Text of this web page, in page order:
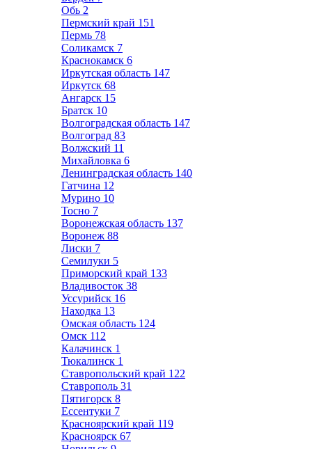
Обь 2
Пермский край 151
Пермь 78
Соликамск 7
Краснокамск 6
Иркутская область 147
Иркутск 68
Ангарск 15
Братск 10
Волгоградская область 147
Волгоград 83
Волжский 11
Михайловка 6
Ленинградская область 140
Гатчина 12
Мурино 10
Тосно 7
Воронежская область 137
Воронеж 88
Лиски 7
Семилуки 5
Приморский край 133
Владивосток 38
Уссурийск 16
Находка 13
Омская область 124
Омск 112
Калачинск 1
Тюкалинск 1
Ставропольский край 122
Ставрополь 31
Пятигорск 8
Ессентуки 7
Красноярский край 119
Красноярск 67